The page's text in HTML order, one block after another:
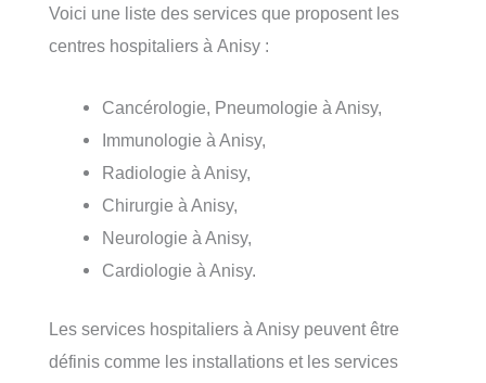
Voici une liste des services que proposent les
centres hospitaliers à Anisy :
Cancérologie, Pneumologie à Anisy,
Immunologie à Anisy,
Radiologie à Anisy,
Chirurgie à Anisy,
Neurologie à Anisy,
Cardiologie à Anisy.
Les services hospitaliers à Anisy peuvent être
définis comme les installations et les services